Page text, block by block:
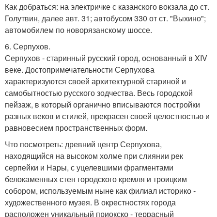
Как добраться: на электричке с казанского вокзала до ст.
Голутвин, далее авт. 31; автобусом 330 от ст. "Выхино";
автомобилем по новорязанскому шоссе.
6. Серпухов.
Серпухов - старинный русский город, основанный в XIV
веке. Достопримечательности Серпухова
характеризуются своей архитектурной стариной и
самобытностью русского зодчества. Весь городской
пейзаж, в который органично вписываются постройки
разных веков и стилей, прекрасен своей целостностью и
равновесием пространственных форм.
Что посмотреть: древний центр Серпухова,
находящийся на высоком холме при слиянии рек
серпейки и Нары, с уцелевшими фрагментами
белокаменных стен городского кремля и троицким
собором, используемым ныне как филиал историко -
художественного музея. В окрестностях города
расположен уникальный приокско - террасный